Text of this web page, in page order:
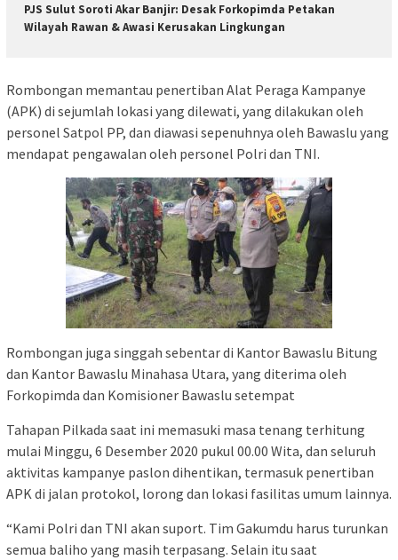
PJS Sulut Soroti Akar Banjir: Desak Forkopimda Petakan
Wilayah Rawan & Awasi Kerusakan Lingkungan
Rombongan memantau penertiban Alat Peraga Kampanye
(APK) di sejumlah lokasi yang dilewati, yang dilakukan oleh
personel Satpol PP, dan diawasi sepenuhnya oleh Bawaslu yang
mendapat pengawalan oleh personel Polri dan TNI.
Rombongan juga singgah sebentar di Kantor Bawaslu Bitung
dan Kantor Bawaslu Minahasa Utara, yang diterima oleh
Forkopimda dan Komisioner Bawaslu setempat
Tahapan Pilkada saat ini memasuki masa tenang terhitung
mulai Minggu, 6 Desember 2020 pukul 00.00 Wita, dan seluruh
aktivitas kampanye paslon dihentikan, termasuk penertiban
APK di jalan protokol, lorong dan lokasi fasilitas umum lainnya.
“Kami Polri dan TNI akan suport. Tim Gakumdu harus turunkan
semua baliho yang masih terpasang. Selain itu saat